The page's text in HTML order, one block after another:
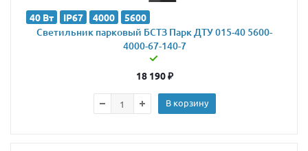
40 Вт IP67 4000 5600
Светильник парковый БСТЗ Парк ДТУ 015-40 5600-
4000-67-140-7
18 190₽
В корзину